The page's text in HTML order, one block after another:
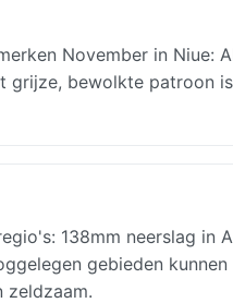
November in Niue:
grijze, bewolkte patroon
138mm neerslag in
gebieden